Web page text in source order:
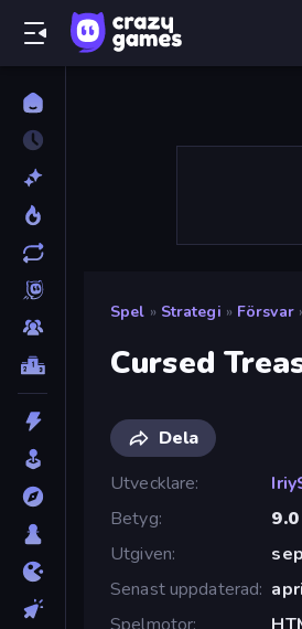
Spel » Strategi » Försvar
Cursed
Dela
Utvecklare
Betyg
9.0
Utgiven
Senast uppdaterad
Spelmotor